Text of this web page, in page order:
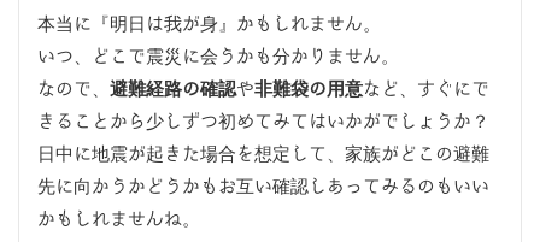
本当に『明日は我が身』かもしれません。
いつ、どこで震災に会うかも分かりません。
なので、 避難経路の確認や非難袋の用意など、すぐにで
きることから少しずつ初めてみてはいかがでしょうか？
日中に地震が起きた場合を想定して、家族がどこの避難
先に向かうかどうかもお互い確認しあってみるのもいい
かもしれませんね。